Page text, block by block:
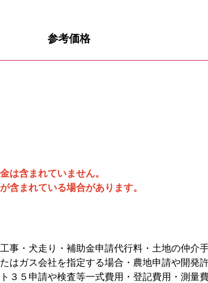
参考価格
は含まれていません。
含まれている場合があります。
事・犬走り・補助金申請代行料・土地の仲介
はガス会社を指定する場合・農地申請や開発
３５申請や検査等一式費用・登記費用・測量